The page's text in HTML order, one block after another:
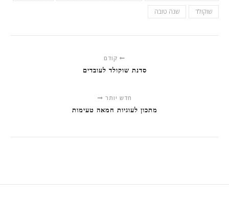
שוקולד
שנה טובה
קודם
סדנת שוקולד לעובדים
חדש יותר
מתכון לעוגיות חמאה טעימות